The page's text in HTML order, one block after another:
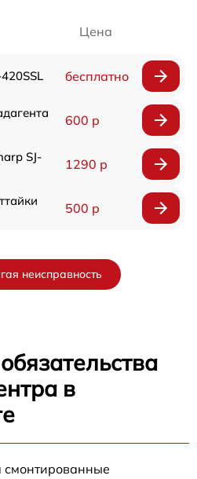
Цена
бесплатно
600 р
SJ-
1290 р
500 р
неисправность
в
смонтированные